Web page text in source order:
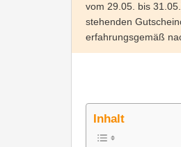
vom 29.05. bis
stehenden
erfahrungsgemäß
Inhalt